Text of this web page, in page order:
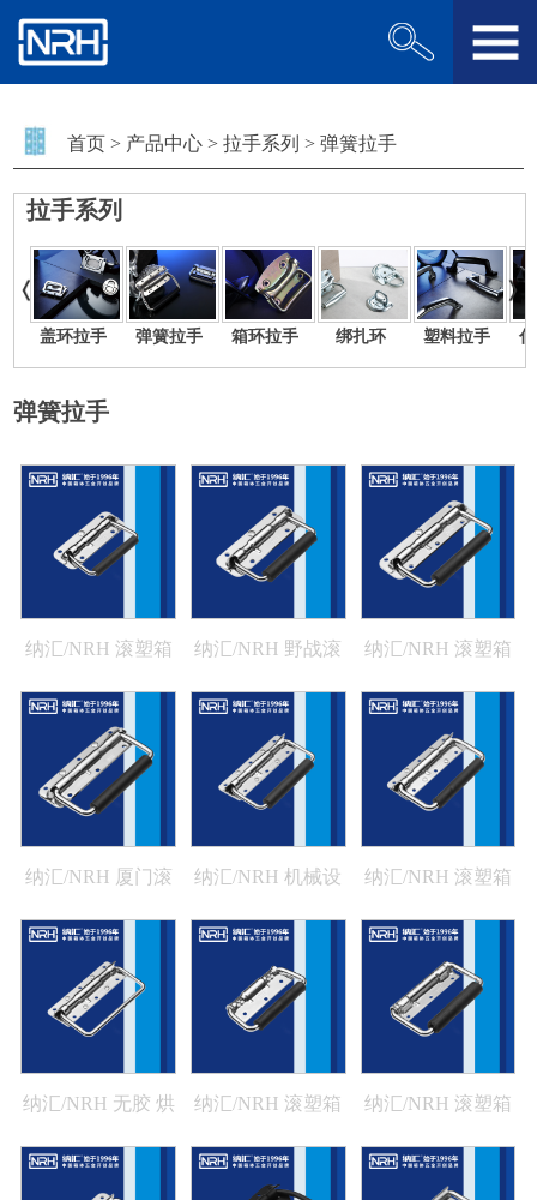
首页 > 产品中心 >拉手系列 >弹簧拉手
拉手系列
盖环拉手 弹簧拉手 箱环拉手 绑扎环 塑料拉手
弹簧拉手
纳汇/NRH 滚塑箱
纳汇/NRH 野战滚
纳汇/NRH 滚塑箱
纳汇/NRH 厦门滚
纳汇/NRH 机械设
124-6MM环
纳汇/NRH 滚塑箱
纳汇/NRH 无胶 烘
纳汇/NRH 滚塑箱
家 4204-121
纳汇/NRH 滚塑箱